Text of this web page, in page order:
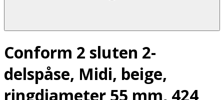
Conform 2 sluten 2-
delspåse, Midi, beige,
ringdiameter 55 mm, 424